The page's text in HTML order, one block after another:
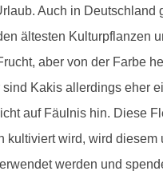
Auch in
ältesten Kulturpflanzen
aber von der Farbe
Kakis allerdings
auf Fäulnis hin. Diese
kultiviert wird, wird
werden und